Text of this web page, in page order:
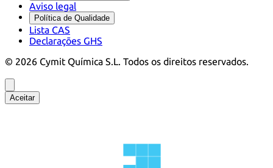
Aviso legal
Política de Qualidade
Lista CAS
Declarações GHS
© 2026 Cymit Química S.L. Todos os direitos reservados.
Aceitar